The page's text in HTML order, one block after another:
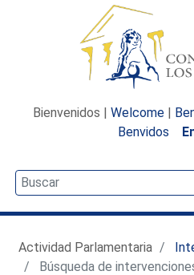
Bienvenidos | Welcome |
Benvidos
Actividad Parlamentaria
Búsqueda de